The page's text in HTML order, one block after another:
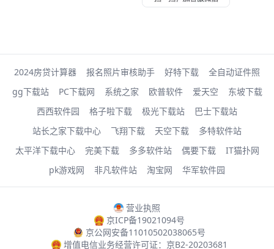
2024房贷计算器 报名照片审核助手 好特下载
全自动证件照
gg下载站
PC下载网 系统之家 欧普软件 爱天空
东坡下载
西西软件园
格子啦下载 极光下载站
巴士下载站
站长之家下载中心
飞翔下载 天空下载
多特软件站
太平洋下载中心
完美下载 多多软件站 偶要下载
IT猫扑网
pk游戏网
非凡软件站 淘宝网 华军软件园
营业执照
京ICP备19021094号
京公网安备11010502038065号
增值电信业务经营许可证：京B2-20203681